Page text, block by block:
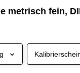
metrisch fein,